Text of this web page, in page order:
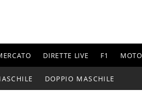
DIRETTE LIVE F1 MOTO
DOPPIO MASCHILE